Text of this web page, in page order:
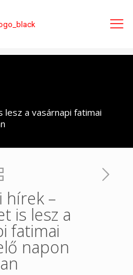
lesz a vasárnapi fatimai
hírek –
is lesz a
fatimai
napon